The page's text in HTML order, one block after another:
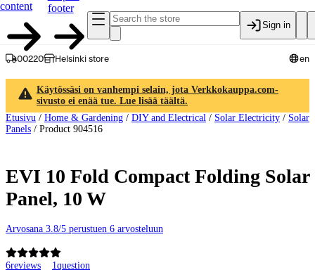
content
footer
Sign in
00220 Helsinki store en
Käytössäsi on vanhempi selain, jota Verkkokauppa.com-
sivusto ei enää tue. Lue lisää täältä.
Etusivu / Home & Gardening / DIY and Electrical / Solar Electricity / Solar
Panels / Product 904516
EVI 10 Fold Compact Folding Solar
Panel, 10 W
Arvosana 3.8/5 perustuen 6 arvosteluun
6reviews 1question